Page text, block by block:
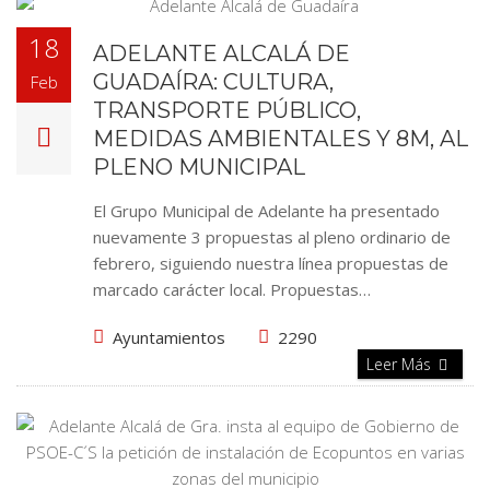
18
Feb
ADELANTE ALCALÁ DE
GUADAÍRA: CULTURA,
TRANSPORTE PÚBLICO,
MEDIDAS AMBIENTALES Y 8M, AL
PLENO MUNICIPAL
El Grupo Municipal de Adelante ha presentado
nuevamente 3 propuestas al pleno ordinario de
febrero, siguiendo nuestra línea propuestas de
marcado carácter local. Propuestas…
Ayuntamientos 2290
Leer Más